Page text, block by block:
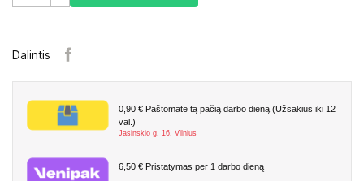
Dalintis
0,90 € Paštomate tą pačią darbo dieną (Užsakius iki 12
val.)
Jasinskio g. 16, Vilnius
6,50 € Pristatymas per 1 darbo dieną